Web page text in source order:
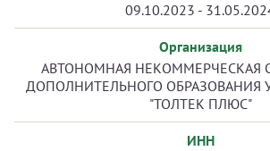
09.10.2023 -
Организация
АВТОНОМНАЯ НЕКОММЕРЧЕСКАЯ
ДОПОЛНИТЕЛЬНОГО ОБРАЗОВАНИЯ
"ТОЛТЕК ПЛЮС"
ИНН